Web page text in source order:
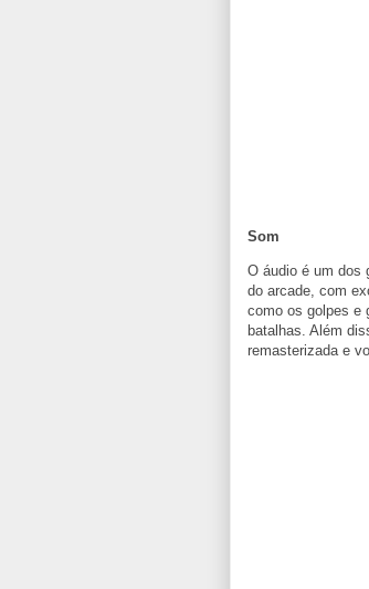
Som
O áudio é um dos
do arcade, com
como os golpes e
batalhas. Além
remasterizada e